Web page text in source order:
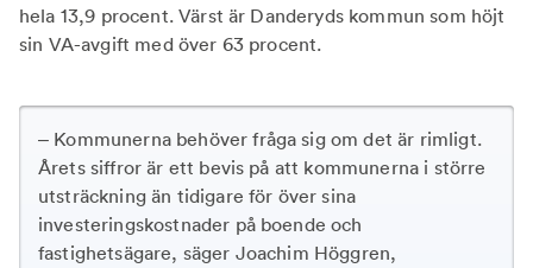
hela 13,9 procent. Värst är Danderyds kommun som höjt
sin VA-avgift med över 63 procent.
– Kommunerna behöver fråga sig om det är rimligt.
Årets siffror är ett bevis på att kommunerna i större
utsträckning än tidigare för över sina
investeringskostnader på boende och
fastighetsägare, säger Joachim Höggren,